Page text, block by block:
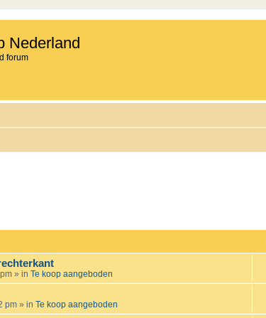
Nederland
forum
» in Te koop aangeboden
pm » in Te koop aangeboden